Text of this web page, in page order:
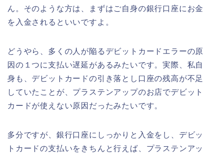
ん。そのような方は、まずはご自身の銀行口座にお金
を入金されるといいですよ。
どうやら、多くの人が陥るデビットカードエラーの原
因の１つに支払い遅延があるみたいです。実際、私自
身も、デビットカードの引き落とし口座の残高が不足
していたことが、プラステンアップのお店でデビット
カードが使えない原因だったみたいです。
多分ですが、銀行口座にしっかりと入金をし、デビッ
トカードの支払いをきちんと行えば、プラステンアッ